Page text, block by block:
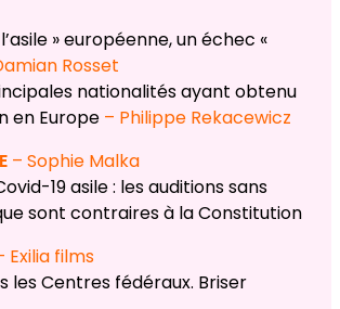
» européenne, un échec «
Rosset
nationalités ayant obtenu
en Europe – Philippe Rekacewicz
– Sophie Malka
19 asile : les auditions sans
sont contraires à la Constitution
Exilia films
les Centres fédéraux. Briser